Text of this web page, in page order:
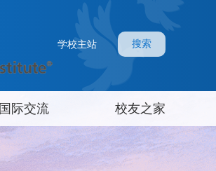
搜索
学校主站
国际交流 校友之家